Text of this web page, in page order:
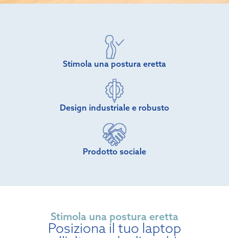
Stimola una postura eretta
Design industriale e robusto
Prodotto sociale
Stimola una postura eretta
Posiziona il tuo laptop